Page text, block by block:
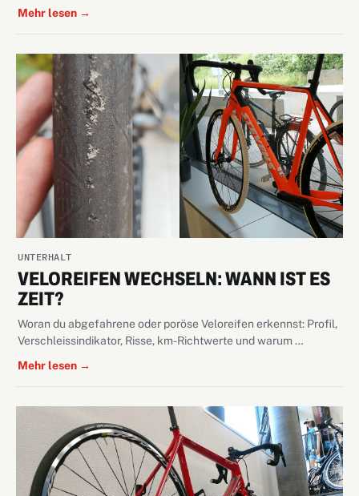
Mehr lesen →
UNTERHALT
VELOREIFEN WECHSELN: WANN IST ES
ZEIT?
Woran du abgefahrene oder poröse Veloreifen erkennst: Profil,
Verschleissindikator, Risse, km-Richtwerte und warum …
Mehr lesen →